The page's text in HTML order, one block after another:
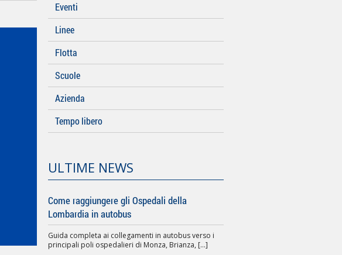
Eventi
Linee
Flotta
Scuole
Azienda
Tempo libero
ULTIME NEWS
Come raggiungere gli Ospedali della
Lombardia in autobus
Guida completa ai collegamenti in autobus verso i
principali poli ospedalieri di Monza, Brianza, [...]